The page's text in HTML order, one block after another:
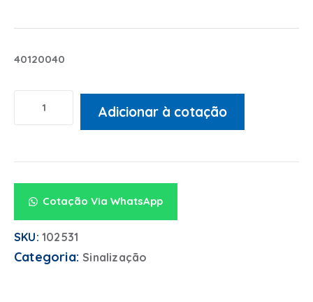
40120040
Adicionar à cotação
Cotação Via WhatsApp
SKU: 102531
Categoria: Sinalização